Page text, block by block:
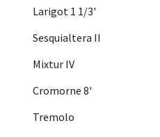
Larigot 1 1/3'
Sesquialtera II
Mixtur IV
Cromorne 8'
Tremolo